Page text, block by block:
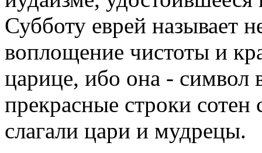
Субботу еврей называет
воплощение чистоты и
царице, ибо она - символ
прекрасные строки сотен
слагали цари и мудрецы.